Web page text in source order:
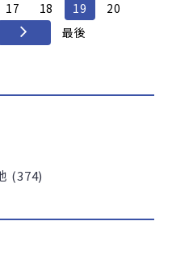
17 18 19
20
最後
(374)